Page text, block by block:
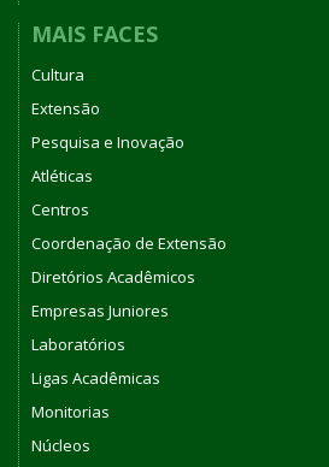
MAIS FACES
Cultura
Extensão
Pesquisa e Inovação
Atléticas
Centros
Coordenação de Extensão
Diretórios Acadêmicos
Empresas Juniores
Laboratórios
Ligas Acadêmicas
Monitorias
Núcleos